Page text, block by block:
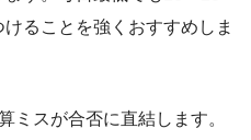
ることを強くおすすめしま
ミスが合否に直結します。